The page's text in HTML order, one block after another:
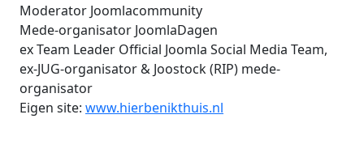
Moderator Joomlacommunity
Mede-organisator JoomlaDagen
ex Team Leader Official Joomla Social Media Team,
ex-JUG-organisator & Joostock (RIP) mede-
organisator
Eigen site: www.hierbenikthuis.nl